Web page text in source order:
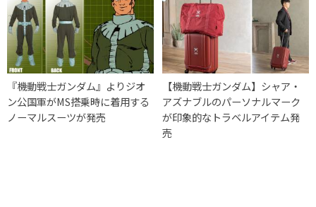
『機動戦士ガンダム』よりジオ
ン公国軍がMS搭乗時に着用する
ノーマルスーツが発売
【機動戦士ガンダム】シャア・
アズナブルのパーソナルマーク
が印象的なトラベルアイテム発
売